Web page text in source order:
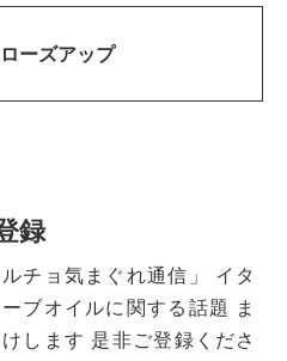
ーズアップ
録
チョ気まぐれ通信」
イタ
ブオイルに関する話題
ま
します 是非ご登録くださ